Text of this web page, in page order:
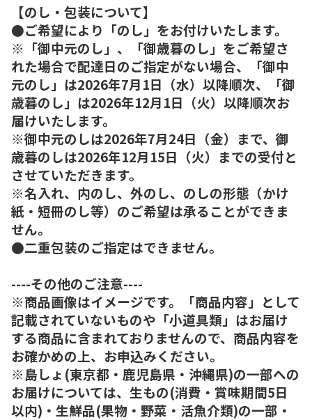
【のし・包装について】
●ご希望により「のし」をお付けいたします。
※「御中元のし」、「御歳暮のし」をご希望さ
れた場合で配達日のご指定がない場合、「御中
元のし」は2026年7月1日（水）以降順次、「御
歳暮のし」は2026年12月1日（火）以降順次お
届けいたします。
※御中元のしは2026年7月24日（金）まで、御
歳暮のしは2026年12月15日（火）までの受付と
させていただきます。
※名入れ、内のし、外のし、のしの形態（かけ
紙・短冊のし等）のご希望は承ることができま
せん。
●二重包装のご指定はできません。
----その他のご注意----
※商品画像はイメージです。「商品内容」として
記載されていないものや「小道具類」はお届け
する商品に含まれておりませんので、商品内容を
お確かめの上、お申込みください。
※島しょ(東京都・鹿児島県・沖縄県)の一部への
お届けについては、生もの(消費・賞味期間5日
以内)・生鮮品(果物・野菜・活魚介類)の一部・